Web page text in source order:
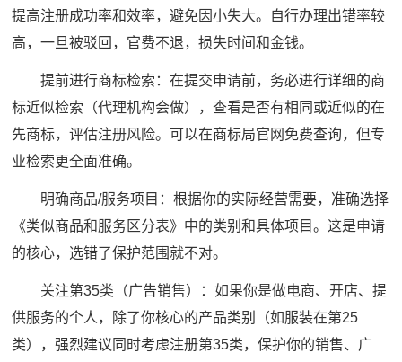
提高注册成功率和效率，避免因小失大。自行办理出错率较
高，一旦被驳回，官费不退，损失时间和金钱。
提前进行商标检索：在提交申请前，务必进行详细的商
标近似检索（代理机构会做），查看是否有相同或近似的在
先商标，评估注册风险。可以在商标局官网免费查询，但专
业检索更全面准确。
明确商品/服务项目：根据你的实际经营需要，准确选择
《类似商品和服务区分表》中的类别和具体项目。这是申请
的核心，选错了保护范围就不对。
关注第35类（广告销售）：如果你是做电商、开店、提
供服务的个人，除了你核心的产品类别（如服装在第25
类），强烈建议同时考虑注册第35类，保护你的销售、广